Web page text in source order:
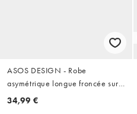
ASOS DESIGN - Robe
asymétrique longue froncée sur
le côté - Noir
34,99 €